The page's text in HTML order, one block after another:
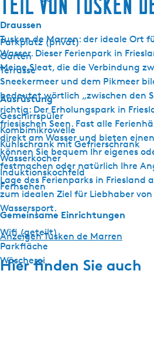
Draussen
Parkplatz (privat)
Garten
Terrasse
Ausrüstung
Geschirrspüler
Kombimikrowelle
Kühlschrank mit Gefrierschrank
Wasserkocher
Induktionskochfeld
Fernsehen
Gemeinsame Einrichtungen
Wifi (geteilt)
Parkfläche
Wäscherei
Teil von Tusken
Tusken de Marren: der ideale Ort
Wasser. Dieser Ferienpark in
Meine Sleat, die die Verbindung
Sneekermeer und dem Pikmeer
bedeutet wörtlich „zwischen den
richtig: Der Erholungspark in
friesischen Seen. Fast alle
direkt am Wasser und bieten
können Sie bequem Ihr eigenes
festmachen oder natürlich Ihre
Lage des Ferienparks in Friesland
zum idealen Ziel für Liebhaber
Wassersport.
Anzeigen Tusken de Marren
Hier finden Sie auch